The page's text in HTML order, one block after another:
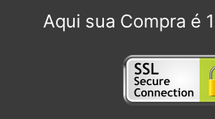
Aqui sua Compra é